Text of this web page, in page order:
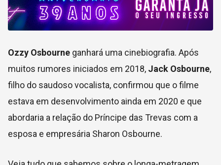
Ozzy Osbourne ganhará uma cinebiografia. Após
muitos rumores iniciados em 2018, Jack Osbourne,
filho do saudoso vocalista, confirmou que o filme
estava em desenvolvimento ainda em 2020 e que
abordaria a relação do Príncipe das Trevas com a
esposa e empresária Sharon Osbourne.